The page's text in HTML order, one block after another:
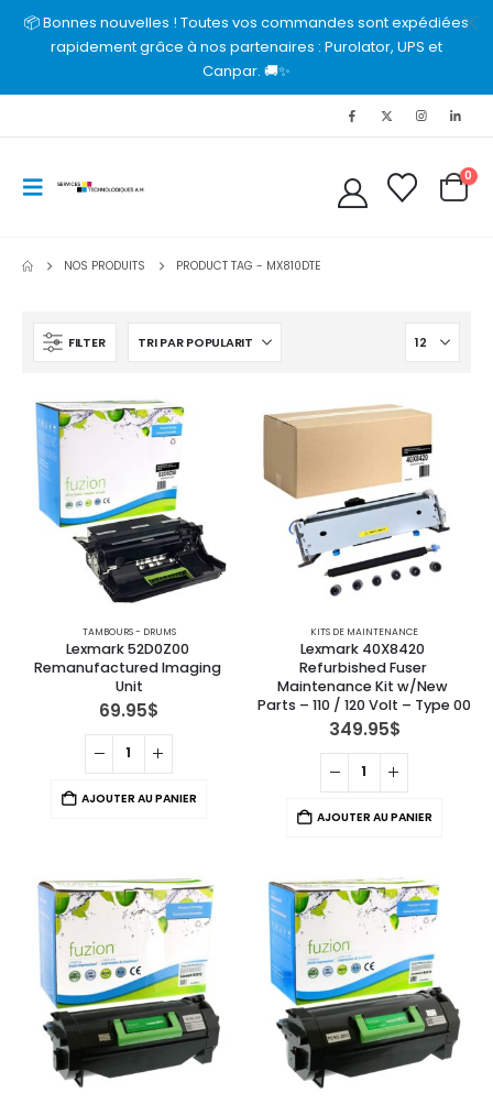
📦 Bonnes nouvelles ! Toutes vos commandes sont expédiées
rapidement grâce à nos partenaires : Purolator, UPS et
Canpar. 🚚✨
0
NOS PRODUITS PRODUCT TAG - MX810DTE
FILTER
TAMBOURS - DRUMS
Lexmark 52D0Z00
Remanufactured Imaging
Unit
69.95$
AJOUTER AU PANIER
KITS DE MAINTENANCE
Lexmark 40X8420
Refurbished Fuser
Maintenance Kit w/New
Parts – 110 / 120 Volt – Type 00
349.95$
AJOUTER AU PANIER